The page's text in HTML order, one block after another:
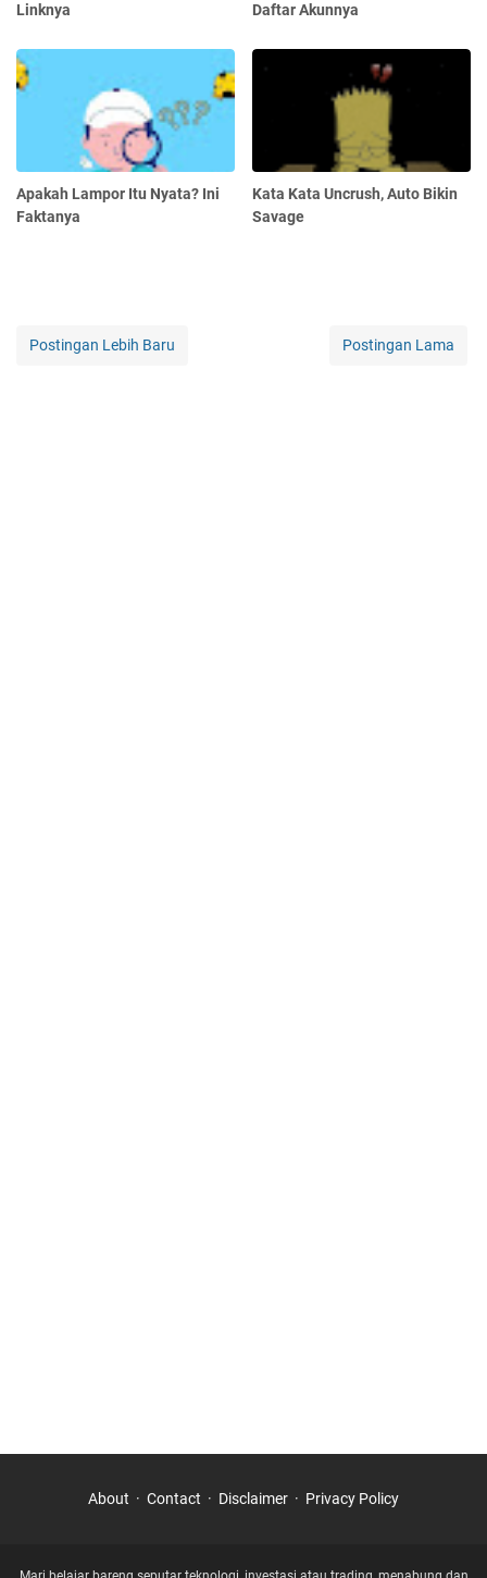
Linknya
Daftar Akunnya
Apakah Lampor Itu Nyata? Ini
Faktanya
Kata Kata Uncrush, Auto Bikin
Savage
Postingan Lebih Baru Postingan Lama
About Contact Disclaimer Privacy Policy